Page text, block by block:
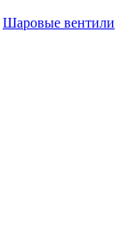
Шаровые вентили